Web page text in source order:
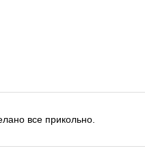
все прикольно.